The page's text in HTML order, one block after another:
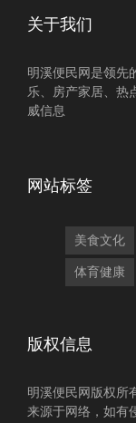
关于我们
明溪便民网是领先
乐、房产家居、热
威信息
网站标签
美食文化
体育健康
版权信息
明溪便民网版权所
来源于网络，如有